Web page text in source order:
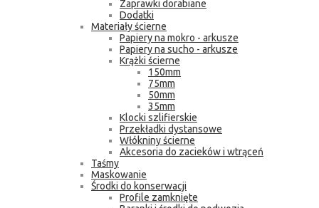
Zaprawki dorabiane
Dodatki
Materiały ścierne
Papiery na mokro - arkusze
Papiery na sucho - arkusze
Krążki ścierne
150mm
75mm
50mm
35mm
Klocki szlifierskie
Przekładki dystansowe
Włókniny ścierne
Akcesoria do zacieków i wtrąceń
Taśmy
Maskowanie
Środki do konserwacji
Profile zamknięte